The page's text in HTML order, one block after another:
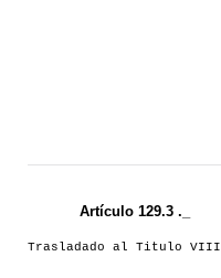
Artículo 129.3 ._
Trasladado al Titulo VIII